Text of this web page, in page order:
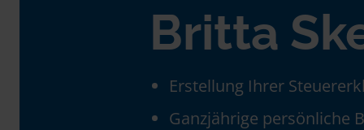
Britta
Erstellung Ihrer
Ganzjährige persönliche